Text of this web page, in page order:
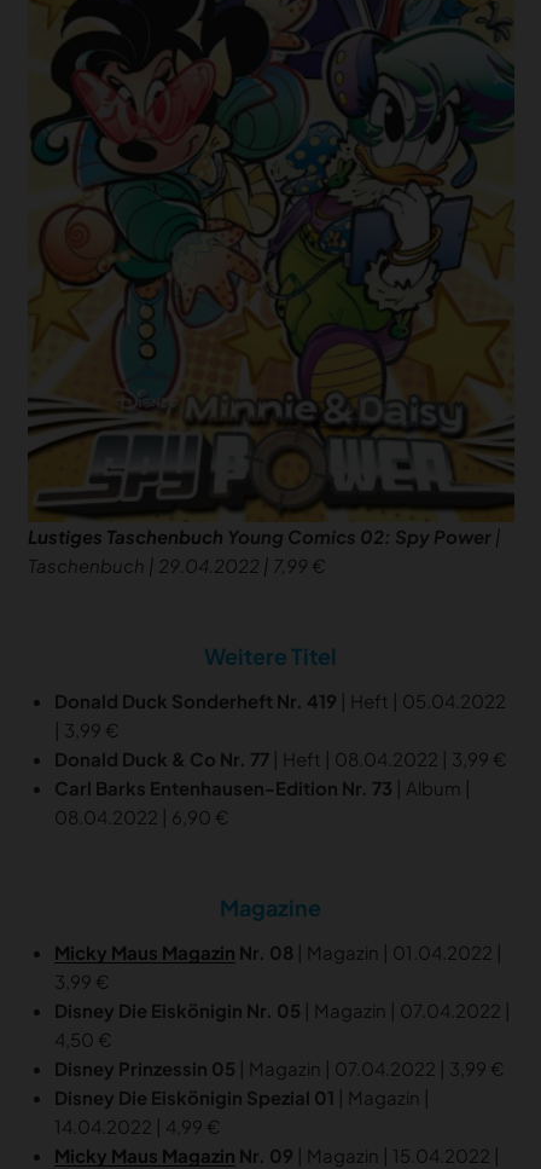
Lustiges Taschenbuch Young Comics 02: Spy Power|
Taschenbuch | 29.04.2022 | 7,99 €
Weitere Titel
Donald Duck Sonderheft Nr. 419 | Heft | 05.04.2022
| 3,99 €
Donald Duck & Co Nr. 77 | Heft | 08.04.2022 | 3,99 €
Carl Barks Entenhausen-Edition Nr. 73 | Album |
08.04.2022 | 6,90 €
Magazine
Micky Maus Magazin Nr. 08 | Magazin | 01.04.2022 |
3,99 €
Disney Die Eiskönigin Nr. 05 | Magazin | 07.04.2022 |
4,50 €
Disney Prinzessin 05 | Magazin | 07.04.2022 | 3,99 €
Disney Die Eiskönigin Spezial 01
| Magazin |
14.04.2022 | 4,99 €
Micky Maus Magazin Nr. 09 | Magazin | 15.04.2022 |